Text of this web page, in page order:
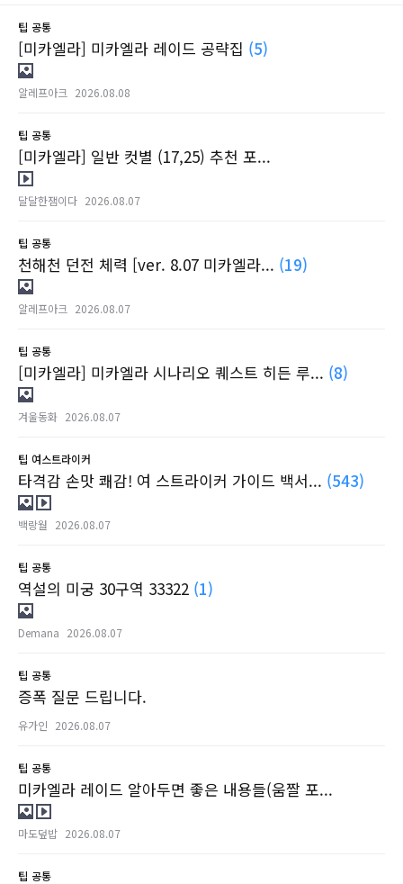
팁 공통
[미카엘라] 미카엘라 레이드 공략집 (5)
알레프아크 2026.08.08
팁 공통
[미카엘라] 일반 컷별 (17,25) 추천 포...
달달한잼이다 2026.08.07
팁 공통
천해천 던전 체력 [ver. 8.07 미카엘라... (19)
알레프아크 2026.08.07
팁 공통
[미카엘라] 미카엘라 시나리오 퀘스트 히든 루... (8)
겨울동화 2026.08.07
팁 여스트라이커
타격감 손맛 쾌감! 여 스트라이커 가이드 백서... (543)
백랑월 2026.08.07
팁 공통
역설의 미궁 30구역 33322 (1)
Demana 2026.08.07
팁 공통
증폭 질문 드립니다.
유가인 2026.08.07
팁 공통
미카엘라 레이드 알아두면 좋은 내용들(움짤 포...
마도덮밥 2026.08.07
팁 공통